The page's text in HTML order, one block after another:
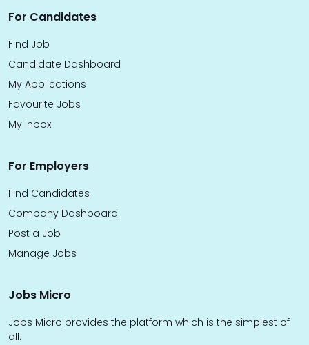
For Candidates
Find Job
Candidate Dashboard
My Applications
Favourite Jobs
My Inbox
For Employers
Find Candidates
Company Dashboard
Post a Job
Manage Jobs
Jobs Micro
Jobs Micro provides the platform which is the simplest of
all.